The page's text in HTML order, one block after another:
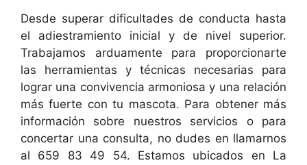
Desde superar dificultades de conducta hasta
el adiestramiento inicial y de nivel superior.
Trabajamos arduamente para proporcionarte
las herramientas y técnicas necesarias para
lograr una convivencia armoniosa y una relación
más fuerte con tu mascota. Para obtener más
información sobre nuestros servicios o para
concertar una consulta, no dudes en llamarnos
al 659 83 49 54. Estamos ubicados en La